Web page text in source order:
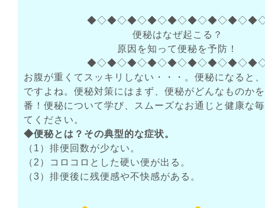
便秘はなぜ起こる？
原因を知って便秘を予防！
お腹が重くてスッキリしない・・・。便秘になると
ですよね。便秘対策にはまず、便秘がどんなものか
番！便秘について学び、スムーズなお通じと健康な
てください。
◆便秘とは？その典型的な症状。
（1）排便回数が少ない。
（2）コロコロとした硬い便が出る。
（3）排便後に残便感や不快感がある。